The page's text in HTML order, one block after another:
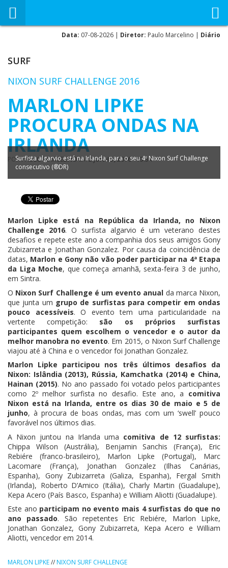
Data: 07-08-2026 | Diretor: Paulo Marcelino | Diário
SURF
NIXON SURF CHALLENGE 2016
MARLON LIPKE
PROCURA ONDAS NA
IRLANDA
PORPAULO MARCELINOEM2 JUNHO, 2016 - 13:34
Surfista algarvio está na Irlanda, para o seu 4º Nixon Surf Challenge
consecutivo (®DR)
Marlon Lipke está na República da Irlanda, no Nixon
Challenge 2016. O surfista algarvio é um veterano destes
desafios e repete este ano a companhia dos seus amigos Gony
Zubizarreta e Jonathan Gonzalez. Por causa da coincidência de
datas, Marlon e Gony não vão poder participar na 4ª Etapa
da Liga Moche, que começa amanhã, sexta-feira 3 de junho,
em Sintra.
O Nixon Surf Challenge é um evento anual da marca Nixon,
que junta um grupo de surfistas para competir em ondas
pouco acessíveis. O evento tem uma particularidade na
vertente competição: são os próprios surfistas
participantes quem escolhem o vencedor e o autor da
melhor manobra no evento. Em 2015, o Nixon Surf Challenge
viajou até à China e o vencedor foi Jonathan Gonzalez.
Marlon Lipke participou nos três últimos desafios da
Nixon: Islândia (2013), Rússia, Kamchatka (2014) e China,
Hainan (2015). No ano passado foi votado pelos participantes
como 2º melhor surfista no desafio. Este ano, a comitiva
Nixon está na Irlanda, entre os dias 30 de maio e 5 de
junho, à procura de boas ondas, mas com um ‘swell’ pouco
favorável nos últimos dias.
A Nixon juntou na Irlanda uma comitiva de 12 surfistas:
Chippa Wilson (Austrália), Benjamin Sanchis (França), Eric
Rebiére (franco-brasileiro), Marlon Lipke (Portugal), Marc
Lacomare (França), Jonathan Gonzalez (Ilhas Canárias,
Espanha), Gony Zubizarreta (Galiza, Espanha), Fergal Smith
(Irlanda), Roberto D’Amico (Itália), Charly Martin (Guadalupe),
Kepa Acero (País Basco, Espanha) e William Aliotti (Guadalupe).
Este ano participam no evento mais 4 surfistas do que no
ano passado. São repetentes Eric Rebiére, Marlon Lipke,
Jonathan Gonzalez, Gony Zubizarreta, Kepa Acero e William
Aliotti, vencedor em 2014.
MARLON LIPKE//NIXON SURF CHALLENGE